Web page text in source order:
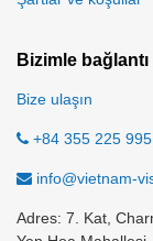
Bizimle
Bize ulaşın
+84 355 225
info@vietnam-
Adres: 7. Kat,